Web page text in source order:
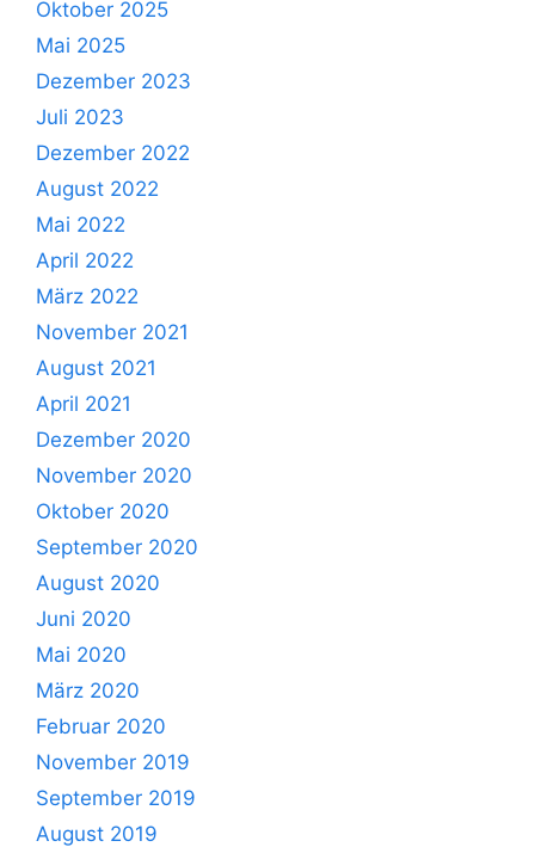
Oktober 2025
Mai 2025
Dezember 2023
Juli 2023
Dezember 2022
August 2022
Mai 2022
April 2022
März 2022
November 2021
August 2021
April 2021
Dezember 2020
November 2020
Oktober 2020
September 2020
August 2020
Juni 2020
Mai 2020
März 2020
Februar 2020
November 2019
September 2019
August 2019